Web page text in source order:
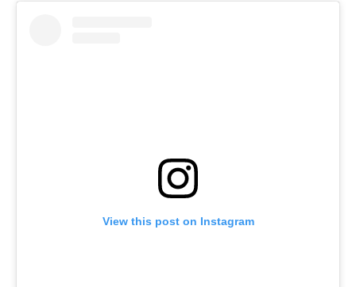
View this post on Instagram